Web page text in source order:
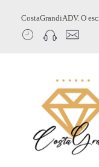
CostaGrandiADV. O